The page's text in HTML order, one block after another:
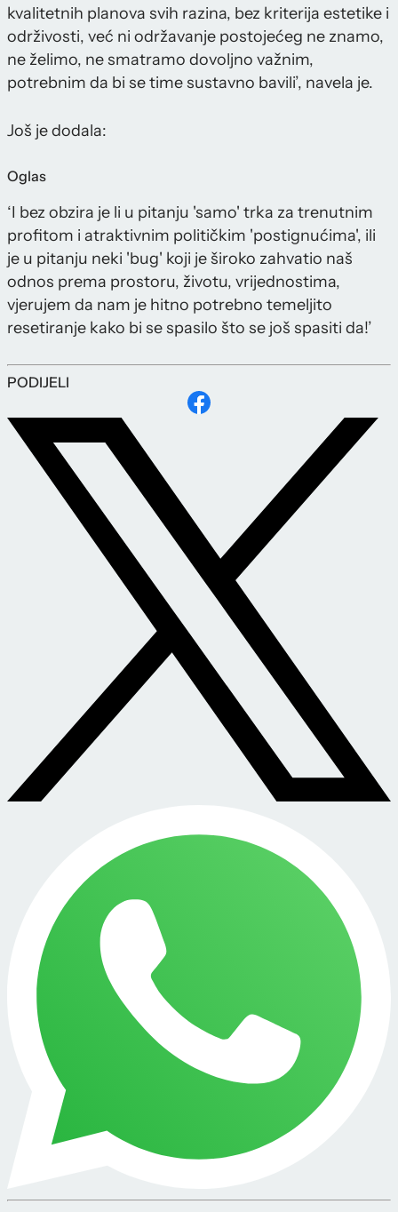
kvalitetnih planova svih razina, bez kriterija estetike i
održivosti, već ni održavanje postojećeg ne znamo,
ne želimo, ne smatramo dovoljno važnim,
potrebnim da bi se time sustavno bavili’, navela je.
Još je dodala:
Oglas
‘I bez obzira je li u pitanju 'samo' trka za trenutnim
profitom i atraktivnim političkim 'postignućima', ili
je u pitanju neki 'bug' koji je široko zahvatio naš
odnos prema prostoru, životu, vrijednostima,
vjerujem da nam je hitno potrebno temeljito
resetiranje kako bi se spasilo što se još spasiti da!’
PODIJELI